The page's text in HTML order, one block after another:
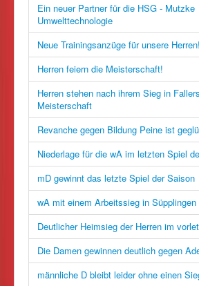
Ein neuer Partner für die HSG - Mutzke
Umwelttechnologie
Neue Trainingsanzüge für unsere
Herren feiern die Meisterschaft!
Herren stehen nach ihrem Sieg in
Meisterschaft
Revanche gegen Bildung Peine ist
Niederlage für die wA im letzten Spiel
mD gewinnt das letzte Spiel der Saison
wA mit einem Arbeitssieg in Süpplingen
Deutlicher Heimsieg der Herren im
Die Damen gewinnen deutlich gegen
männliche D bleibt leider ohne einen